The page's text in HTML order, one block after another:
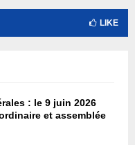
LIKE
: le 9 juin 2026
et assemblée